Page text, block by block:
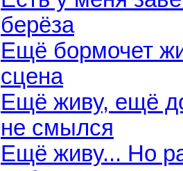
берёза
Ещё бормочет
сцена
Ещё живу, ещё
не смылся
Ещё живу... Но